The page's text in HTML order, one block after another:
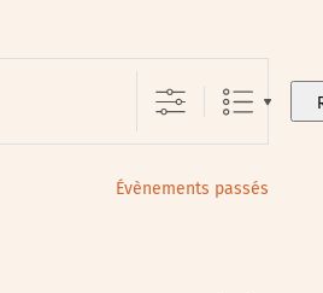
Évènements passés